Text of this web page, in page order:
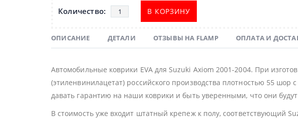
В КОРЗИНУ
ОПИСАНИЕ ДЕТАЛИ ОТЗЫВЫ НА FLAMP ОПЛАТА И
Автомобильные коврики EVA для Suzuki Axiom 2001-2004. При
(этиленвинилацетат) российского производства плотностью 55
давать гарантию на наши коврики и быть уверенными, что они
В стоимость уже входит штатный крепеж к полу, соответствующий